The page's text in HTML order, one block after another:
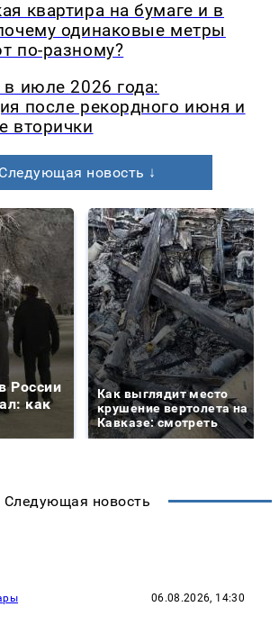
квартира на бумаге и в
одинаковые метры
по-разному?
в июле 2026 года:
после рекордного июня и
вторички
Следующая новость ↓
России
как
Как выглядит место
крушение вертолета на
Кавказе: смотреть
Следующая новость
06.08.2026, 14:30